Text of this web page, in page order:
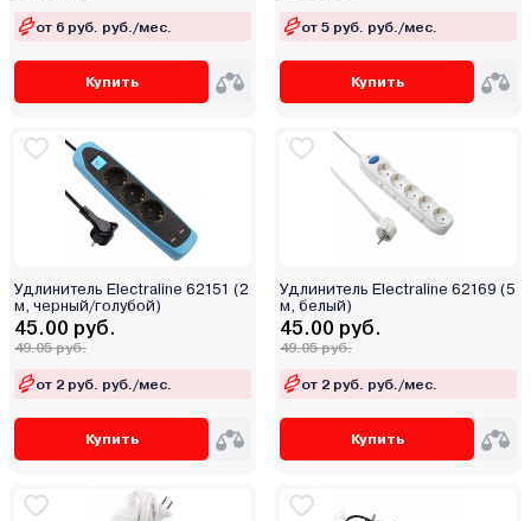
от 6 руб. руб./мес.
Купить
от 5 руб. руб./мес.
Купить
Удлинитель Electraline 62151 (2
м, черный/голубой)
45.00 руб.
49.05 руб.
от 2 руб. руб./мес.
Купить
Удлинитель Electraline 62169 (5
м, белый)
45.00 руб.
49.05 руб.
от 2 руб. руб./мес.
Купить